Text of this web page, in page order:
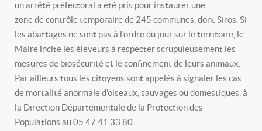
un arrêté préfectoral a été pris pour instaurer une
zone de contrôle temporaire de 245 communes, dont Siros. Si
les abattages ne sont pas à l'ordre du jour sur le territoire, le
Maire incite les éleveurs à respecter scrupuleusement les
mesures de biosécurité et le confinement de leurs animaux.
Par ailleurs tous les citoyens sont appelés à signaler les cas
de mortalité anormale d'oiseaux, sauvages ou domestiques, à
la Direction Départementale de la Protection des
Populations au 05 47 41 33 80.